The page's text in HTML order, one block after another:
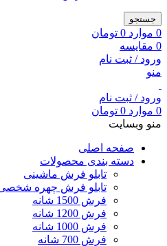
جستجو
0 موارد 0 تومان
0 مقایسه
ورود / ثبت نام
منو
ورود / ثبت نام
0 موارد 0 تومان
منو وبسایت
صفحه اصلی
دسته بندی محصولات
تابلو فرش ماشینی
تابلو فرش چهره
فرش 1500 شانه
فرش 1200 شانه
فرش 1000 شانه
فرش 700 شانه